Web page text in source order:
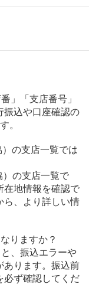
」「支店番号」
振込や口座確認の
。
の支店一覧では
の支店一覧で
在地情報を確認で
ら、より詳しい情
りますか？
、振込エラーや
あります。振込前
必ず確認してくだ